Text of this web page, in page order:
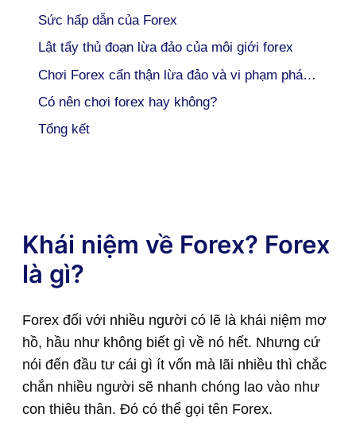
Sức hấp dẫn của Forex
Lật tẩy thủ đoạn lừa đảo của môi giới forex
Chơi Forex cẩn thận lừa đảo và vi phạm pháp luật
Có nên chơi forex hay không?
Tổng kết
Khái niệm về Forex? Forex
là gì?
Forex đối với nhiều người có lẽ là khái niệm mơ
hồ, hầu như không biết gì về nó hết. Nhưng cứ
nói đến đầu tư cái gì ít vốn mà lãi nhiều thì chắc
chắn nhiều người sẽ nhanh chóng lao vào như
con thiêu thân. Đó có thể gọi tên Forex.